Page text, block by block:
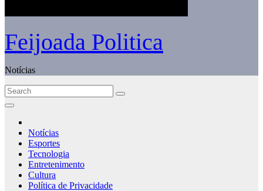
Feijoada Politica
Notícias
Notícias
Esportes
Tecnologia
Entretenimento
Cultura
Política de Privacidade